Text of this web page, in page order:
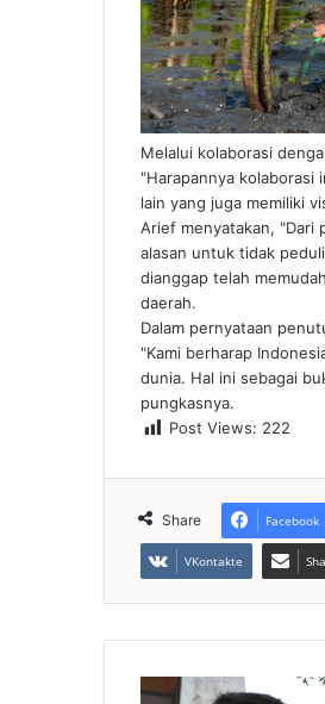
Melalui kolaborasi
"Harapannya kolaborasi
lain yang juga memiliki
Arief menyatakan, "Dari
alasan untuk tidak
dianggap telah
daerah.
Dalam pernyataan
"Kami berharap
dunia. Hal ini sebagai
pungkasnya.
Post Views: 222
Share Facebook
VKontakte